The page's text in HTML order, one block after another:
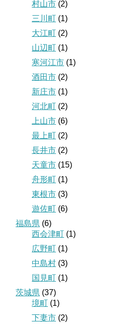
村山市 (2)
三川町 (1)
大江町 (2)
山辺町 (1)
寒河江市 (1)
酒田市 (2)
新庄市 (1)
河北町 (2)
上山市 (6)
最上町 (2)
長井市 (2)
天童市 (15)
舟形町 (1)
東根市 (3)
遊佐町 (6)
福島県 (6)
西会津町 (1)
広野町 (1)
中島村 (3)
国見町 (1)
茨城県 (37)
境町 (1)
下妻市 (2)